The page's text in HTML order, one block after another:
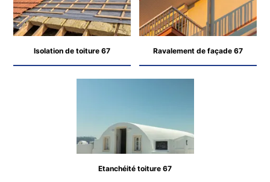
Isolation de toiture 67 Ravalement de façade 67
Etanchéité toiture 67